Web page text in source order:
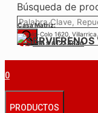
Búsqueda de
Casa Matríz:
Colo-Colo 1620, Villarrica.
+56 9 6122 3840
0
PRODUCTOS